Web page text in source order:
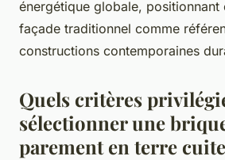
énergétique globale, positionnant
façade traditionnel comme
constructions contemporaines
Quels critères
sélectionner une
parement en terre